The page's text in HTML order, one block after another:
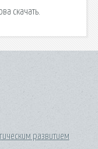
скачать.
развитием